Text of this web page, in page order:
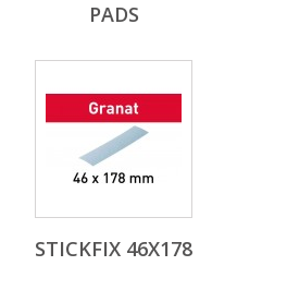
PADS
STICKFIX 46X178